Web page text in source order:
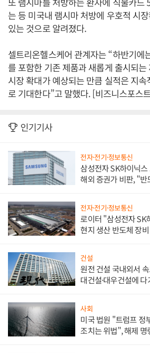
는 등 미국내 램시마 처방에 우호적 시
있는 것으로 알려졌다.
셀트리온헬스케어 관계자는 “하반기에
를 포함한 기존 제품과 새롭게 출시되는
시장 확대가 예상되는 만큼 실적은 지
로 기대한다”고 말했다. [비즈니스포스
인기기사
전자·전기·정보통신
삼성전자 SK하이닉
해외 증권가 비판, "
전자·전기·정보통신
로이터 "삼성전자 SK
현지 생산 반도체 장
건설
원전 건설 국내외서
대건설·대우건설에
사회
미국 법원 "트럼프 정
조치는 위법", 해제 명